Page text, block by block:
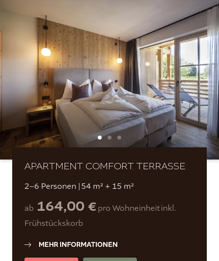
APARTMENT COMFORT TERRASSE
2–6 Personen | 54 m² + 15 m²
ab 164,00 € pro Wohneinheitinkl.
Frühstückskorb
MEHR INFORMATIONEN